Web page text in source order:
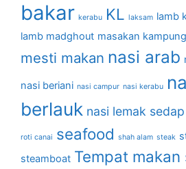
bakar kerabu KL laksam lamb
lamb madghout masakan kampung
mesti makan nasi arab
nasi beriani nasi campur nasi kerabu
berlauk nasi lemak sedap
roti canai seafood shah alam steak
steamboat Tempat